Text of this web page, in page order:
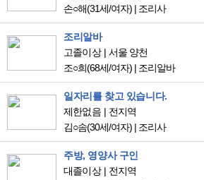
손○해(31세/여자) | 조리사
조리알바
고졸이상
서울 양천
조○희(68세/여자) | 조리알바
일자리를 찾고 있습니다.
제한없음
전지역
김○솜(30세/여자) | 조리사
주방, 영양사 구인
대졸이상
전지역